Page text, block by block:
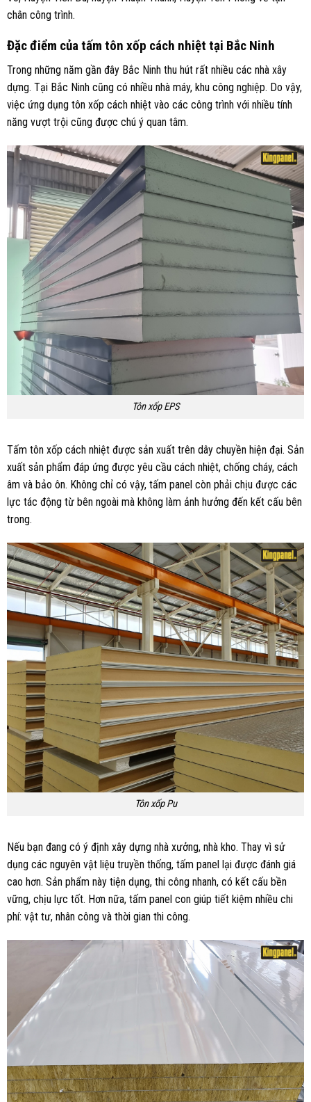
chân công trình.
Đặc điểm của tấm tôn xốp cách nhiệt tại Bắc Ninh
Trong những năm gần đây Bắc Ninh thu hút rất nhiều các nhà xây
dựng. Tại Bắc Ninh cũng có nhiều nhà máy, khu công nghiệp. Do vậy,
việc ứng dụng tôn xốp cách nhiệt vào các công trình với nhiều tính
năng vượt trội cũng được chú ý quan tâm.
Tôn xốp EPS
Tấm tôn xốp cách nhiệt được sản xuất trên dây chuyền hiện đại. Sản
xuất sản phẩm đáp ứng được yêu cầu cách nhiệt, chống cháy, cách
âm và bảo ôn. Không chỉ có vậy, tấm panel còn phải chịu được các
lực tác động từ bên ngoài mà không làm ảnh hưởng đến kết cấu bên
trong.
Tôn xốp Pu
Nếu bạn đang có ý định xây dựng nhà xưởng, nhà kho. Thay vì sử
dụng các nguyên vật liệu truyền thống, tấm panel lại được đánh giá
cao hơn. Sản phẩm này tiện dụng, thi công nhanh, có kết cấu bền
vững, chịu lực tốt. Hơn nữa, tấm panel con giúp tiết kiệm nhiều chi
phí: vật tư, nhân công và thời gian thi công.